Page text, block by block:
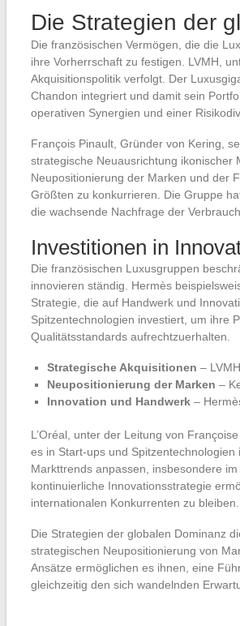
Die Strategien der
Die französischen Vermögen, die die
ihre Vorherrschaft zu festigen. LVMH,
Akquisitionspolitik verfolgt. Der
Chandon integriert und damit sein
operativen Synergien und einer
François Pinault, Gründer von Kering,
strategische Neuausrichtung ikonischer
Neupositionierung der Marken und der
Größten zu konkurrieren. Die Gruppe
die wachsende Nachfrage der
Investitionen in
Die französischen Luxusgruppen
innovieren ständig. Hermès
Strategie, die auf Handwerk und
Spitzentechnologien investiert, um ihre
Qualitätsstandards aufrechtzuerhalten.
Strategische Akquisitionen – LVMH
Neupositionierung der Marken –
Innovation und Handwerk –
L’Oréal, unter der Leitung von
es in Start-ups und
Markttrends anpassen, insbesondere
kontinuierliche Innovationsstrategie
internationalen Konkurrenten zu bleiben.
Die Strategien der globalen Dominanz
strategischen Neupositionierung von
Ansätze ermöglichen es ihnen, eine
gleichzeitig den sich wandelnden